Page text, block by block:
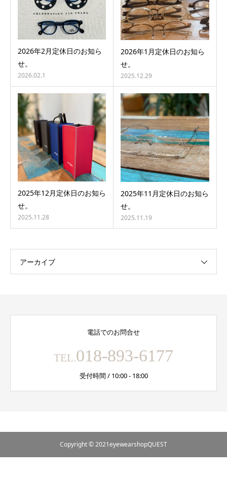
2026年2月定休日のお知ら
せ。
2026.02.1
2026年1月定休日のお知ら
せ。
2025.12.29
2025年12月定休日のお知ら
せ。
2025.11.28
2025年11月定休日のお知ら
せ。
2025.11.19
アーカイブ
電話でのお問合せ
TEL.018-893-6177
受付時間 / 10:00 - 18:00
Copyright © 2021eyewearshopQUEST